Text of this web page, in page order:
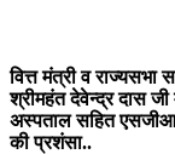
वित्त मंत्री व राज्यसभा
श्रीमहंत देवेन्द्र दास जी
अस्पताल सहित
की प्रशंसा..